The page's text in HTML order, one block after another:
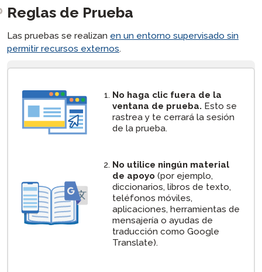
Reglas de Prueba
Las pruebas se realizan en un entorno supervisado sin
permitir recursos externos.
No haga clic fuera de la
ventana de prueba.Esto se
rastrea y te cerrará la sesión
de la prueba.
No utilice ningún material
de apoyo (por ejemplo,
diccionarios, libros de texto,
teléfonos móviles,
aplicaciones, herramientas de
mensajería o ayudas de
traducción como Google
Translate).